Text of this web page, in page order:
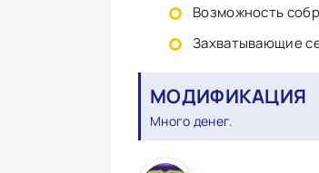
Возможность
Захватывающие
МОДИФИКАЦИЯ
Много денег.